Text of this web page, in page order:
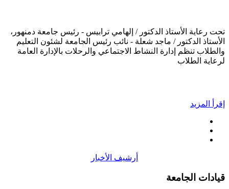
تحت رعاية الأستاذ الدكتور / إلهامي ترابيس - رئيس جامعة دمنهور،
الأستاذ الدكتور / ماجد شعلة - نائب رئيس الجامعة لشئون التعليم
والطلاب تنظم إدارة النشاط الاجتماعي والرحلات بالإدارة العامة
لرعاية الطلاب
إقرأ المزيد
أرشيف الأخبار
قيادات الجامعة